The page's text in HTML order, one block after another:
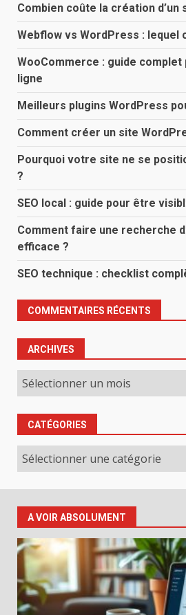
Combien coûte la création d’un
Webflow vs WordPress : lequel
WooCommerce : guide
ligne
Meilleurs plugins WordPress
Comment créer un site
Pourquoi votre site ne se
?
SEO local : guide pour être
Comment faire une recherche
efficace ?
SEO technique : checklist
COMMENTAIRES RÉCENTS
ARCHIVES
Archives
CATÉGORIES
Catégories
A VOIR ABSOLUMENT